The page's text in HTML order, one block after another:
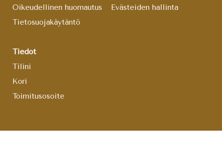
Oikeudellinen huomautus
Evästeiden hallinta
Tietosuojakäytäntö
Tiedot
Tilini
Kori
Toimitusosoite